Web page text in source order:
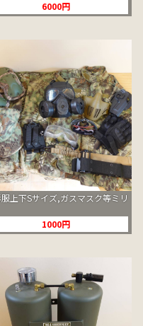
6000円
上下Sサイズ,ガスマスク等ミリ
1000円